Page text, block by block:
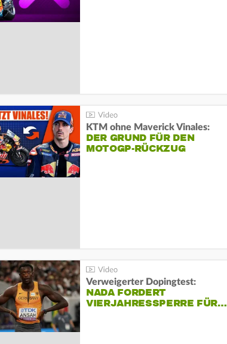
KTM ohne Maverick Vinales:
DER GRUND FÜR DEN
MOTOGP-RÜCKZUG
Verweigerter Dopingtest:
NADA FORDERT
VIERJAHRESSPERRE FÜR…